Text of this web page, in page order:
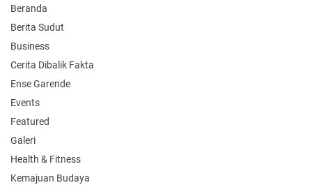
Beranda
Berita Sudut
Business
Cerita Dibalik Fakta
Ense Garende
Events
Featured
Galeri
Health & Fitness
Kemajuan Budaya